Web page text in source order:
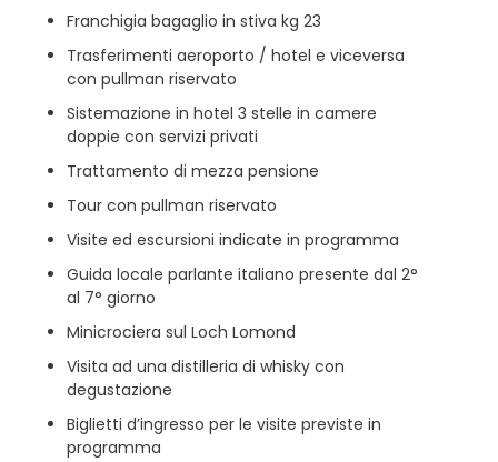
Franchigia bagaglio in stiva kg 23
Trasferimenti aeroporto / hotel e viceversa
con pullman riservato
Sistemazione in hotel 3 stelle in camere
doppie con servizi privati
Trattamento di mezza pensione
Tour con pullman riservato
Visite ed escursioni indicate in programma
Guida locale parlante italiano presente dal 2°
al 7° giorno
Minicrociera sul Loch Lomond
Visita ad una distilleria di whisky con
degustazione
Biglietti d’ingresso per le visite previste in
programma